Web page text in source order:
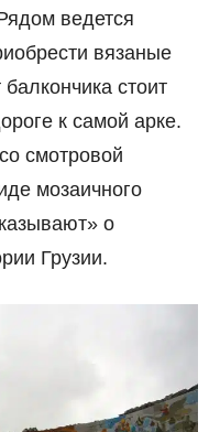
ведется
вязаные
стоит
к самой арке.
смотровой
мозаичного
о
Грузии.